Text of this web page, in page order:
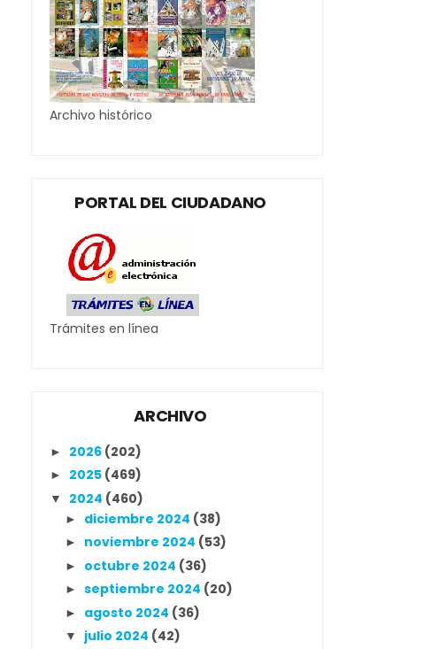
Archivo histórico
PORTAL DEL CIUDADANO
Trámites en línea
ARCHIVO
► 2026 (202)
► 2025 (469)
▼ 2024 (460)
► diciembre 2024 (38)
► noviembre 2024 (53)
► octubre 2024 (36)
► septiembre 2024 (20)
► agosto 2024 (36)
▼ julio 2024 (42)